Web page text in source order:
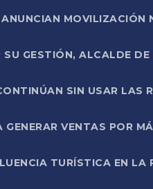
GESTIÓN, ALCALDE
SIN USAR
VENTAS POR
TURÍSTICA EN